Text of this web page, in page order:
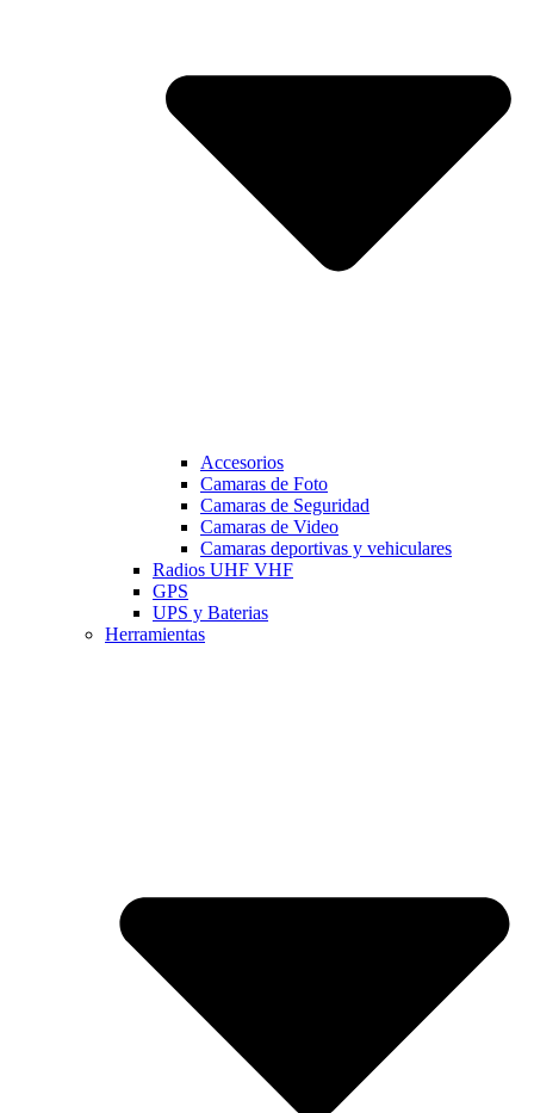
Accesorios
Camaras de Foto
Camaras de Seguridad
Camaras de Video
Camaras deportivas y vehiculares
Radios UHF VHF
GPS
UPS y Baterias
Herramientas